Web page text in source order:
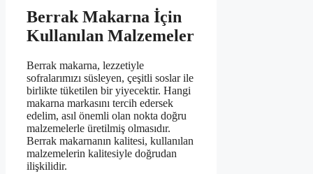
Berrak Makarna İçin
Kullanılan Malzemeler
Berrak makarna, lezzetiyle
sofralarımızı süsleyen, çeşitli soslar ile
birlikte tüketilen bir yiyecektir. Hangi
makarna markasını tercih edersek
edelim, asıl önemli olan nokta doğru
malzemelerle üretilmiş olmasıdır.
Berrak makarnanın kalitesi, kullanılan
malzemelerin kalitesiyle doğrudan
ilişkilidir.